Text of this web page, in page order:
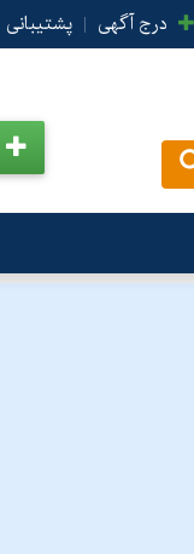
درج آگهی | پشتیبانی